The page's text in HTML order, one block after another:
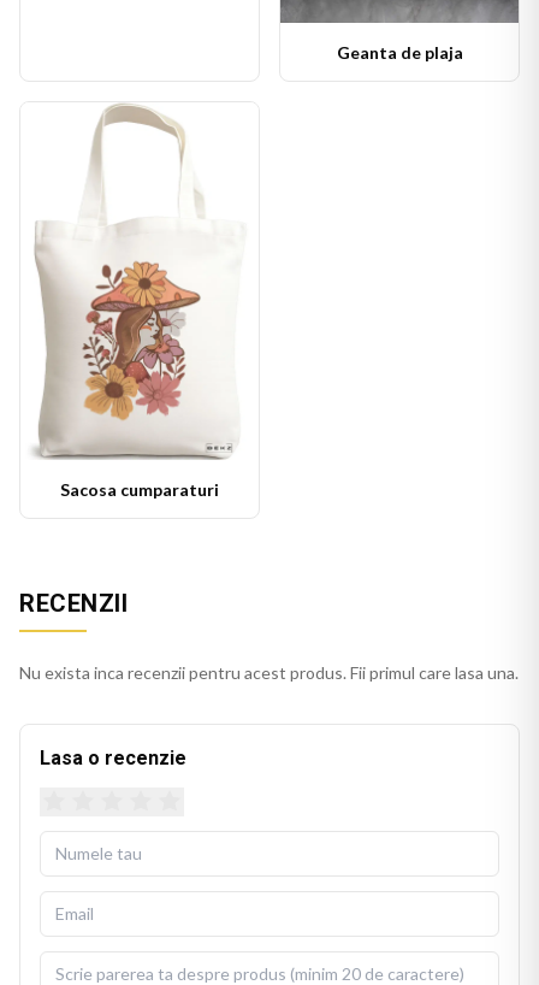
Geanta de plaja
Sacosa cumparaturi
RECENZII
Nu exista inca recenzii pentru acest produs. Fii primul care lasa una.
Lasa o recenzie